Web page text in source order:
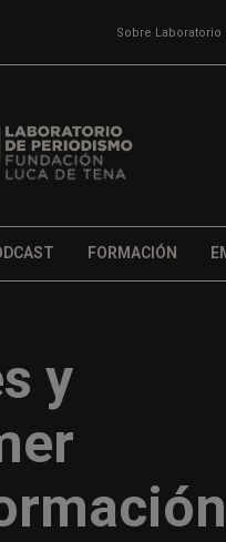
Sobre
FORMACIÓN
y